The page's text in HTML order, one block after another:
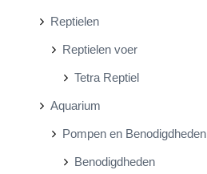
Reptielen
Reptielen voer
Tetra Reptiel
Aquarium
Pompen en Benodigdheden
Benodigdheden